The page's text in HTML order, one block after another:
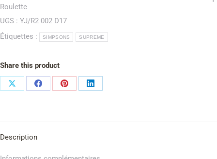
Roulette
UGS : YJ/R2 002 D17
Étiquettes :
SIMPSONS SUPREME
Share this product
Description